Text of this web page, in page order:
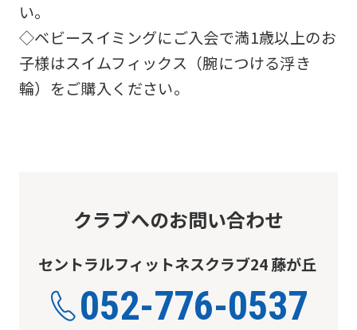
い。
◇ベビースイミングにご入会で満1歳以上のお
子様はスイムフィックス（腕につける浮き
輪）をご購入ください。
クラブへのお問い合わせ
セントラルフィットネスクラブ24 藤が丘
052-776-0537